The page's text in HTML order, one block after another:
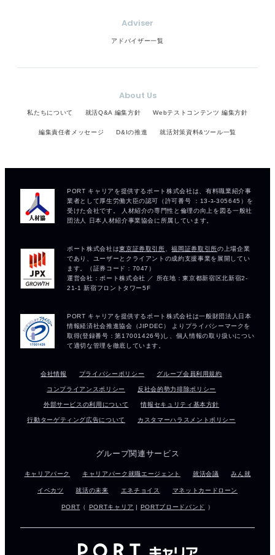
Adviser
アドバイザー一覧
About Us
私たちについて 就活Q&A 編集方針 Webテストコンテンツ 編集方針
編集責任者メッセージ D&Iの推進 就活対策資料&ツール一覧
会社情報 プライバシーポリシー グループ会員利用規約
コンプライアンスポリシー 反社会的勢力排除ポリシー
外部サービスの利用について 情報セキュリティ基本方針
行動ターゲティング広告について カスタマーハラスメントポリシー